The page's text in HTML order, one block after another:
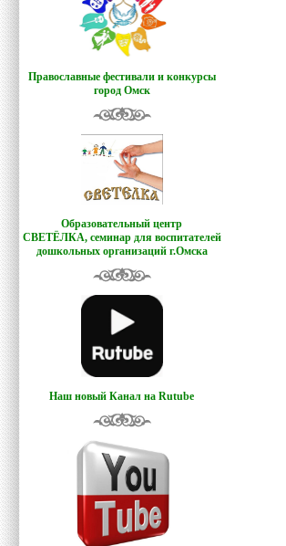
Православные фестивали и конкурсы
город Омск
Образовательный центр
СВЕТЁЛКА, семинар для воспитателей
дошкольных организаций г.Омска
Наш новый Канал на Rutube